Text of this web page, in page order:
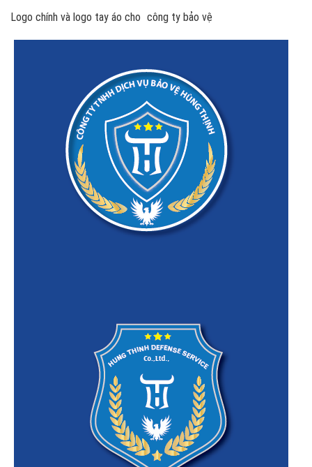
Logo chính và logo tay áo cho công ty bảo vệ